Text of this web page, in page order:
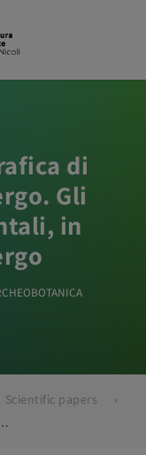
di
Gli
in
Scientific papers
Gli aspetti paleoambientali, in Ponticelli di Malalbergo